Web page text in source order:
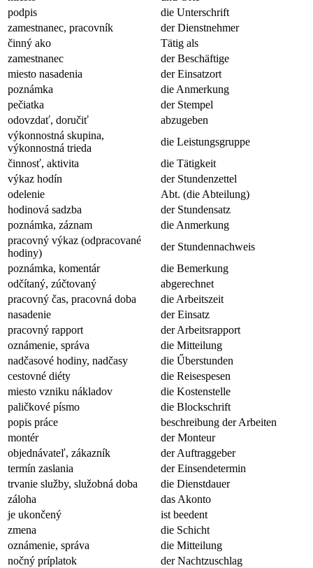
podpis
die Unterschrift
zamestnanec, pracovník
der Dienstnehmer
činný ako
Tätig als
zamestnanec
der Beschäftige
miesto nasadenia
der Einsatzort
poznámka
die Anmerkung
pečiatka
der Stempel
odovzdať, doručiť
abzugeben
výkonnostná skupina,
výkonnostná trieda
die Leistungsgruppe
činnosť, aktivita
die Tätigkeit
výkaz hodín
der Stundenzettel
odelenie
Abt. (die Abteilung)
hodinová sadzba
der Stundensatz
poznámka, záznam
die Anmerkung
pracovný výkaz (odpracované
hodiny)
der Stundennachweis
poznámka, komentár
die Bemerkung
odčítaný, zúčtovaný
abgerechnet
pracovný čas, pracovná doba
die Arbeitszeit
nasadenie
der Einsatz
pracovný rapport
der Arbeitsrapport
oznámenie, správa
die Mitteilung
nadčasové hodiny, nadčasy
die Űberstunden
cestovné diéty
die Reisespesen
miesto vzniku nákladov
die Kostenstelle
paličkové písmo
die Blockschrift
popis práce
beschreibung der Arbeiten
montér
der Monteur
objednávateľ, zákazník
der Auftraggeber
termín zaslania
der Einsendetermin
trvanie služby, služobná doba
die Dienstdauer
záloha
das Akonto
je ukončený
ist beedent
zmena
die Schicht
oznámenie, správa
die Mitteilung
nočný príplatok
der Nachtzuschlag